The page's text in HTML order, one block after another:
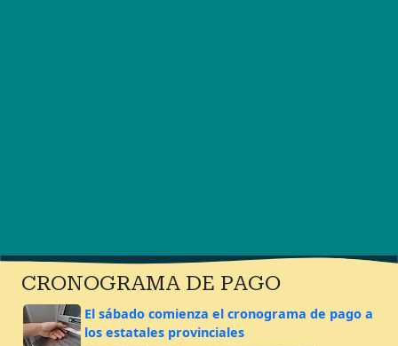
CRONOGRAMA DE PAGO
El sábado comienza el cronograma de pago a
los estatales provinciales